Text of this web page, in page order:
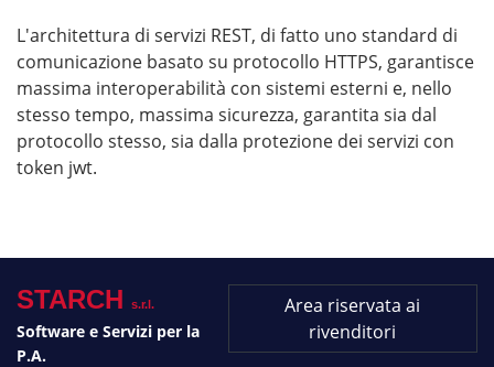
L'architettura di servizi REST, di fatto uno standard di
comunicazione basato su protocollo HTTPS, garantisce
massima interoperabilità con sistemi esterni e, nello
stesso tempo, massima sicurezza, garantita sia dal
protocollo stesso, sia dalla protezione dei servizi con
token jwt.
STARCH s.r.l.
Software e Servizi per la
P.A.
Area riservata ai
rivenditori